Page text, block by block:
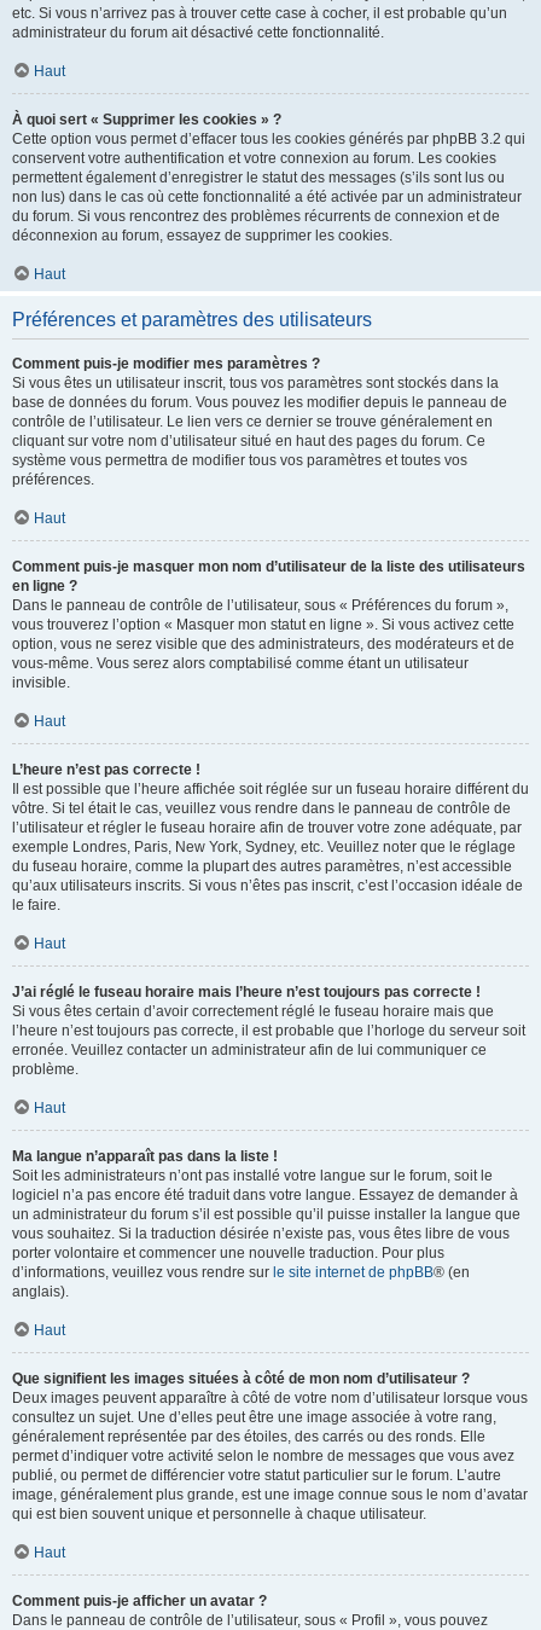
etc. Si vous n’arrivez pas à trouver cette case à cocher, il est probable qu’un
administrateur du forum ait désactivé cette fonctionnalité.
Haut
À quoi sert « Supprimer les cookies » ?
Cette option vous permet d’effacer tous les cookies générés par phpBB 3.2 qui
conservent votre authentification et votre connexion au forum. Les cookies
permettent également d’enregistrer le statut des messages (s’ils sont lus ou
non lus) dans le cas où cette fonctionnalité a été activée par un administrateur
du forum. Si vous rencontrez des problèmes récurrents de connexion et de
déconnexion au forum, essayez de supprimer les cookies.
Haut
Préférences et paramètres des utilisateurs
Comment puis-je modifier mes paramètres ?
Si vous êtes un utilisateur inscrit, tous vos paramètres sont stockés dans la
base de données du forum. Vous pouvez les modifier depuis le panneau de
contrôle de l’utilisateur. Le lien vers ce dernier se trouve généralement en
cliquant sur votre nom d’utilisateur situé en haut des pages du forum. Ce
système vous permettra de modifier tous vos paramètres et toutes vos
préférences.
Haut
Comment puis-je masquer mon nom d’utilisateur de la liste des utilisateurs
en ligne ?
Dans le panneau de contrôle de l’utilisateur, sous « Préférences du forum »,
vous trouverez l’option « Masquer mon statut en ligne ». Si vous activez cette
option, vous ne serez visible que des administrateurs, des modérateurs et de
vous-même. Vous serez alors comptabilisé comme étant un utilisateur
invisible.
Haut
L’heure n’est pas correcte !
Il est possible que l’heure affichée soit réglée sur un fuseau horaire différent du
vôtre. Si tel était le cas, veuillez vous rendre dans le panneau de contrôle de
l’utilisateur et régler le fuseau horaire afin de trouver votre zone adéquate, par
exemple Londres, Paris, New York, Sydney, etc. Veuillez noter que le réglage
du fuseau horaire, comme la plupart des autres paramètres, n’est accessible
qu’aux utilisateurs inscrits. Si vous n’êtes pas inscrit, c’est l’occasion idéale de
le faire.
Haut
J’ai réglé le fuseau horaire mais l’heure n’est toujours pas correcte !
Si vous êtes certain d’avoir correctement réglé le fuseau horaire mais que
l’heure n’est toujours pas correcte, il est probable que l’horloge du serveur soit
erronée. Veuillez contacter un administrateur afin de lui communiquer ce
problème.
Haut
Ma langue n’apparaît pas dans la liste !
Soit les administrateurs n’ont pas installé votre langue sur le forum, soit le
logiciel n’a pas encore été traduit dans votre langue. Essayez de demander à
un administrateur du forum s’il est possible qu’il puisse installer la langue que
vous souhaitez. Si la traduction désirée n’existe pas, vous êtes libre de vous
porter volontaire et commencer une nouvelle traduction. Pour plus
d’informations, veuillez vous rendre sur le site internet de phpBB® (en
anglais).
Haut
Que signifient les images situées à côté de mon nom d’utilisateur ?
Deux images peuvent apparaître à côté de votre nom d’utilisateur lorsque vous
consultez un sujet. Une d’elles peut être une image associée à votre rang,
généralement représentée par des étoiles, des carrés ou des ronds. Elle
permet d’indiquer votre activité selon le nombre de messages que vous avez
publié, ou permet de différencier votre statut particulier sur le forum. L’autre
image, généralement plus grande, est une image connue sous le nom d’avatar
qui est bien souvent unique et personnelle à chaque utilisateur.
Haut
Comment puis-je afficher un avatar ?
Dans le panneau de contrôle de l’utilisateur, sous « Profil », vous pouvez